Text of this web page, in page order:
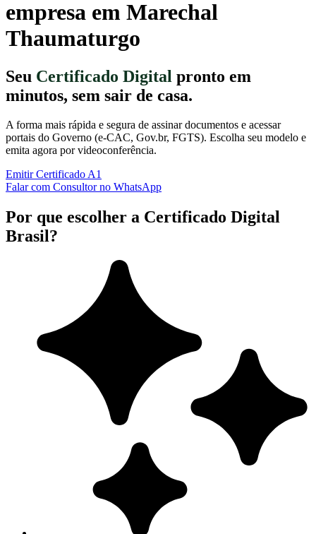
empresa em Marechal
Thaumaturgo
Seu Certificado Digital pronto em
minutos, sem sair de casa.
A forma mais rápida e segura de assinar documentos e acessar
portais do Governo (e-CAC, Gov.br, FGTS). Escolha seu modelo e
emita agora por videoconferência.
Emitir Certificado A1
Falar com Consultor no WhatsApp
Por que escolher a Certificado Digital
Brasil?